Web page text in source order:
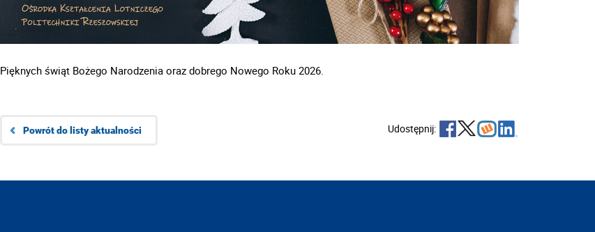
Pięknych świąt Bożego Narodzenia oraz dobrego Nowego Roku 2026.
Udostępnij:
Powrót do listy aktualności